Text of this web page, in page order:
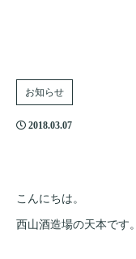
お知らせ
2018.03.07
こんにちは。
西山酒造場の天本です。